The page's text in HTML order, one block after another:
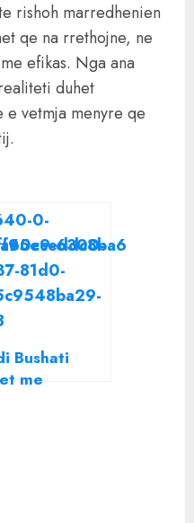
rishoh marredhenien
qe na rrethojne, ne
efikas. Nga ana
duhet
e vetmja menyre qe
Bushati
me